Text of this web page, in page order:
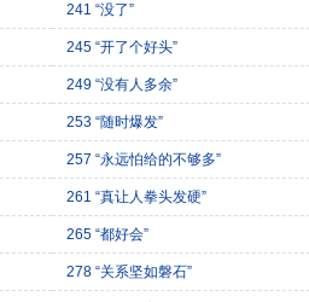
241 “没了”
245 “开了个好头”
249 “没有人多余”
253 “随时爆发”
257 “永远怕给的不够多”
261 “真让人拳头发硬”
265 “都好会”
278 “关系坚如磐石”